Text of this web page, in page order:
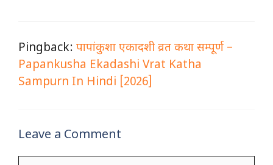
Pingback: पापांकुशा एकादशी व्रत कथा सम्पूर्ण –
Papankusha Ekadashi Vrat Katha
Sampurn In Hindi [2026]
Leave a Comment